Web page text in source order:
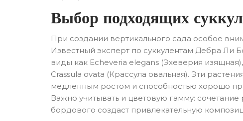
Выбор подходящих
При создании вертикального сада особое
Известный эксперт по суккулентам Дебра Ли
виды как Echeveria elegans (Эхеверия
Crassula ovata (Крассула овальная). Эти
медленным ростом и способностью хорошо
Важно учитывать и цветовую гамму: сочетание
бордового создаст привлекательную